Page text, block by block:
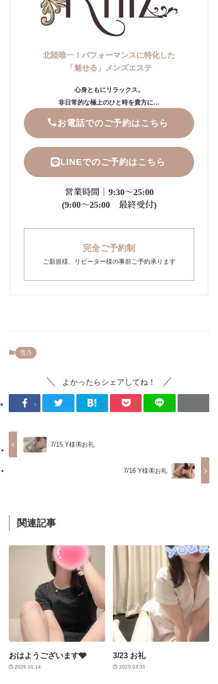
北陸唯一！パフォーマンスに特化した
「魅せる」メンズエステ
心身ともにリラックス。
非日常的な極上のひと時を貴方に…
お電話でのご予約はこちら
LINEでのご予約はこちら
営業時間｜9:30～25:00
(9:00～25:00 最終受付)
完全ご予約制
ご新規様、リピーター様の事前ご予約承ります
雪乃
よかったらシェアしてね！
7/15 Y様🦋お礼
7/16 Y様🦋お礼
関連記事
おはようございます🩶
2026.01.14
3/23 お礼
2025.03.31